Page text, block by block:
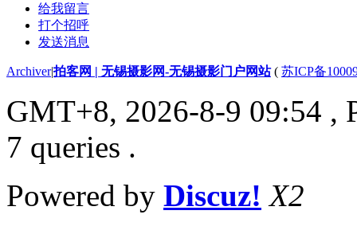
给我留言
打个招呼
发送消息
Archiver|拍客网 | 无锡摄影网-无锡摄影门户网站( 苏ICP备
GMT+8, 2026-8-9 09:54 ,
7 queries .
Powered by Discuz! X2